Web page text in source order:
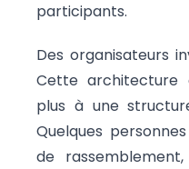
participants.
Des organisateurs
Cette architecture
plus à une
Quelques
de